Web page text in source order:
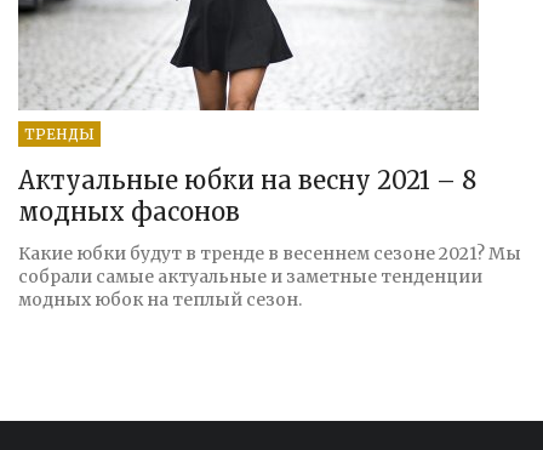
ТРЕНДЫ
Актуальные юбки на весну 2021 – 8
модных фасонов
Какие юбки будут в тренде в весеннем сезоне 2021? Мы
собрали самые актуальные и заметные тенденции
модных юбок на теплый сезон.